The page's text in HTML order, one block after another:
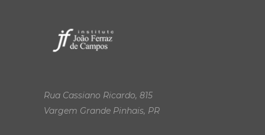
Rua Cassiano Ricardo, 815
Vargem Grande Pinhais, PR